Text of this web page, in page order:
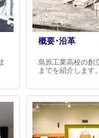
概要･沿革
島原工業高校の創
までを紹介します。